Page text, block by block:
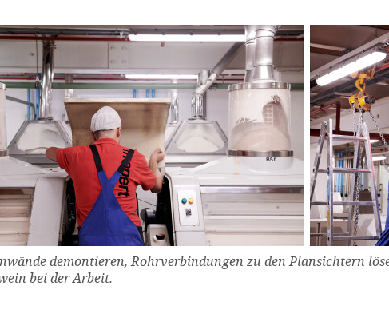
demontieren, Rohrverbindungen zu den Plansichtern
bei der Arbeit.